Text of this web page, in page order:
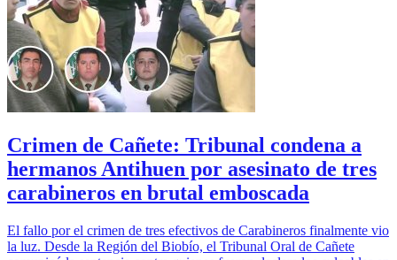
Crimen de Cañete: Tribunal condena a
hermanos Antihuen por asesinato de tres
carabineros en brutal emboscada
El fallo por el crimen de tres efectivos de Carabineros finalmente vio
la luz. Desde la Región del Biobío, el Tribunal Oral de Cañete